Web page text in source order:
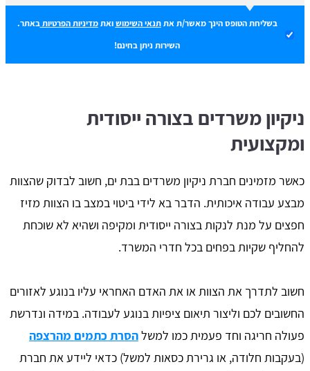
בשליחת הטופס הינך מאשר/ת אתתנאי השימושואתמדיניות הפרטיות באתר.
השירות ניתן בחינם!
ניקיון משרדים בצורה ייסודית
ומקצועית
כאשר מזמינים חברת ניקיון משרדים בבת ים, חשוב לבדוק שהצוות
מבצע עבודה איכותית. הדבר בא לידי ביטוי במצב בו הצוות מזיז
חפצים על מנת לנקות בצורה ייסודית ומקיפה ושהיא לא שוכחת
להחליף שקיות בפחים בכל חדרי המשרד.
חשוב לתדרך את הצוות או את האדם האחראי עליו בנוגע לאזורים
החשובים לכם וליצור תיאום ציפיות בנוגע לעבודה. במידה ונדרשת
פעולה חריגה וחד פעמית כמו למשלהסרת כתמים מהרצפה
(בעקבות חלודה, או גרירת כסאות למשל) כדאי ליידע את חברת